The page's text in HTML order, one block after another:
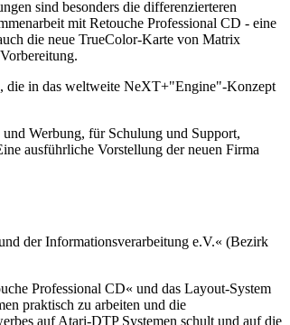
sind besonders die differenzierteren
mit Retouche Professional CD - eine
die neue TrueColor-Karte von Matrix
die in das weltweite NeXT+"Engine"-Konzept
Werbung, für Schulung und Support,
ausführliche Vorstellung der neuen Firma
der Informationsverarbeitung e.V.« (Bezirk
Professional CD« und das Layout-System
praktisch zu arbeiten und die
auf Atari-DTP Systemen schult und auf die